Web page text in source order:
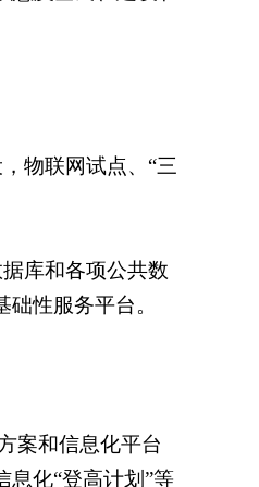
物联网试点、“三
库和各项公共数
性服务平台。
案和信息化平台
化“登高计划”等